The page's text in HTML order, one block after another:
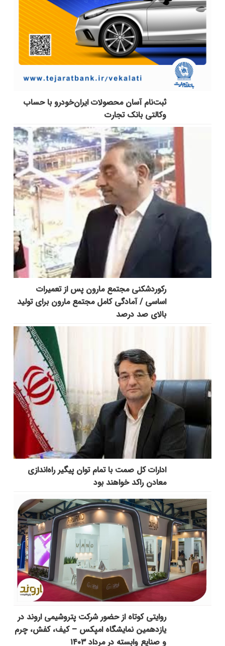
ثبت‌نام آسان محصولات ایران‌خودرو با حساب
وکالتی بانک تجارت
رکوردشکنی مجتمع مارون پس از تعمیرات
اساسی / آمادگی کامل مجتمع مارون برای تولید
بالای صد درصد
ادارات کل صمت با تمام توان پیگیر راه‌اندازی
معادن راکد خواهند بود
روایتی کوتاه از حضور شرکت پتروشیمی اروند در
یازدهمین نمایشگاه امپکس‌ – کیف، کفش، چرم
و صنایع وابسته در مرداد ۱۴۰۳